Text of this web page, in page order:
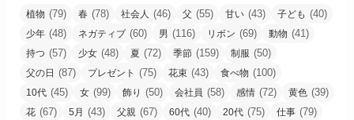
植物 (79) 春 (78) 社会人 (46) 父 (55) 甘い (43) 子ども (40)
少年 (48) ネガティブ (60) 男 (116) リボン (69) 動物 (41)
持つ (57) 少女 (48) 夏 (72) 季節 (159) 制服 (50)
父の日 (87) プレゼント (75) 花束 (43) 食べ物 (100)
10代 (45) 女 (99) 飾り (50) 会社員 (58) 感情 (72) 黄色 (39)
花 (67) 5月 (43) 父親 (67) 60代 (40) 20代 (75) 仕事 (79)